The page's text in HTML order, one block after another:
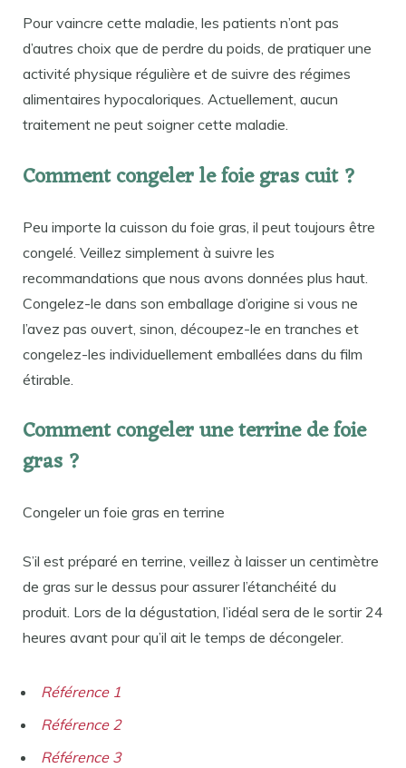
Pour vaincre cette maladie, les patients n’ont pas
d’autres choix que de perdre du poids, de pratiquer une
activité physique régulière et de suivre des régimes
alimentaires hypocaloriques. Actuellement, aucun
traitement ne peut soigner cette maladie.
Comment congeler le foie gras cuit ?
Peu importe la cuisson du foie gras, il peut toujours être
congelé. Veillez simplement à suivre les
recommandations que nous avons données plus haut.
Congelez-le dans son emballage d’origine si vous ne
l’avez pas ouvert, sinon, découpez-le en tranches et
congelez-les individuellement emballées dans du film
étirable.
Comment congeler une terrine de foie
gras ?
Congeler un foie gras en terrine
S’il est préparé en terrine, veillez à laisser un centimètre
de gras sur le dessus pour assurer l’étanchéité du
produit. Lors de la dégustation, l’idéal sera de le sortir 24
heures avant pour qu’il ait le temps de décongeler.
Référence 1
Référence 2
Référence 3